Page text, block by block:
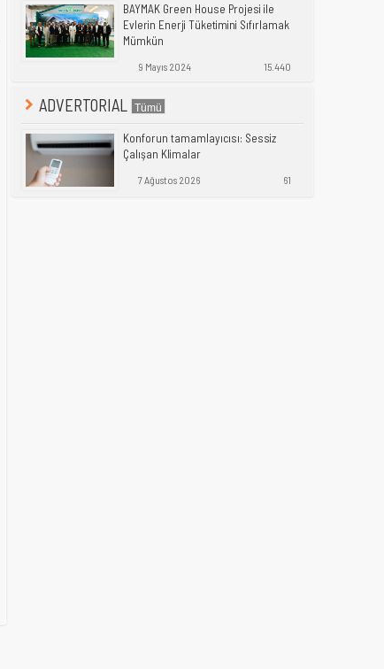
BAYMAK Green House Projesi ile
Evlerin Enerji Tüketimini Sıfırlamak
Mümkün
9 Mayıs 2024 15.440
ADVERTORIAL
Konforun tamamlayıcısı: Sessiz
Çalışan Klimalar
7 Ağustos 2026 61